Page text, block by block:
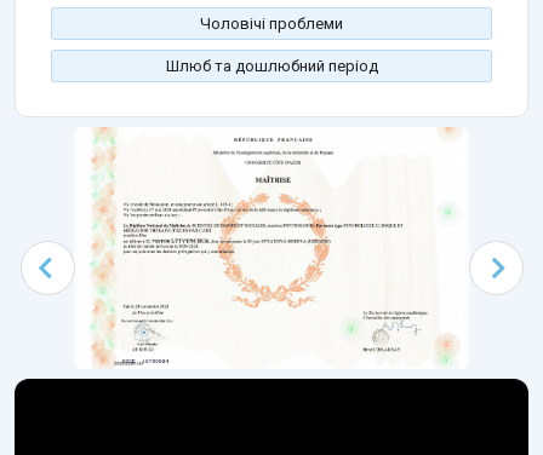
Чоловічі проблеми
Шлюб та дошлюбний період